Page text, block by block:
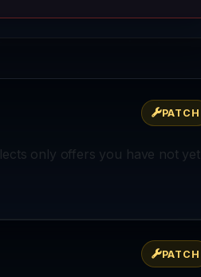
PATCH
only offers you have not yet
PATCH